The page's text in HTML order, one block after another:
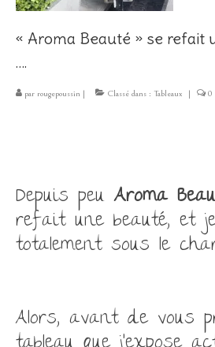
« Aroma Beauté » se refait
….
par rougepoussin | Classé dans : Tableaux | 0
Depuis peuAroma
refait une beauté, et
totalement sous le
Alors, avant de vous